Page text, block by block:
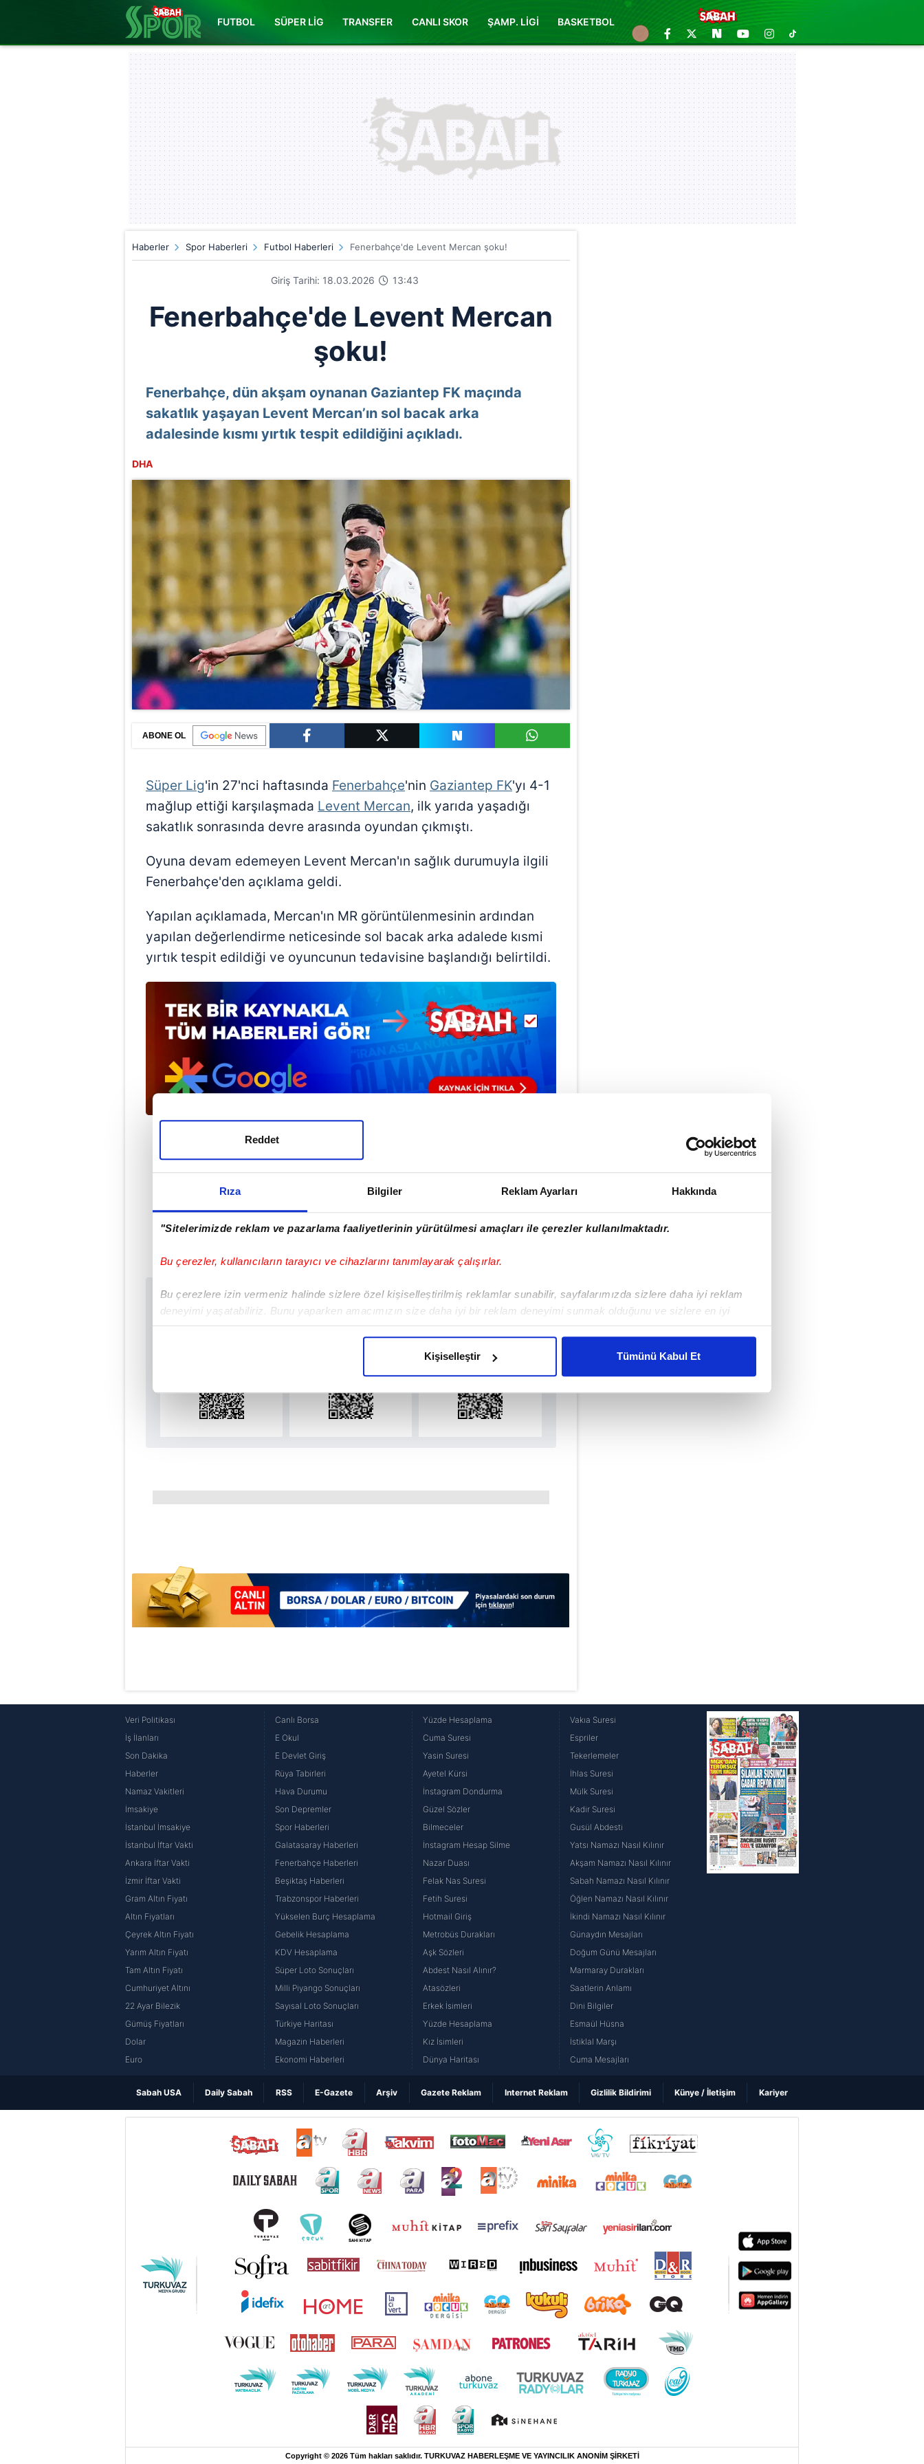
Rıza Bilgiler Reklam Ayarları Hakkında
"Sitelerimizde reklam ve pazarlama faaliyetlerinin yürütülmesi amaçları ile çerezler kullanılmaktadır.
Bu çerezler, kullanıcıların tarayıcı ve cihazlarını tanımlayarak çalışırlar.
Bu çerezlere izin vermeniz halinde sizlere özel kişiselleştirilmiş reklamlar sunabilir, sayfalarımızda sizlere daha iyi reklam
deneyimi yaşatabiliriz. Bunu yaparken amacımızın size daha iyi bir reklam deneyimi sunmak olduğunu ve sizlere en iyi
içerikleri sunabilmek adına elimizden gelen çabayı gösterdiğimizi ve bu noktada, reklamların maliyetlerimizi karşılamak
Her halükârda, kullanıcılar, bu çerezlere izin vermedikleri takdirde, kullanıcılara hedefli reklamlar gösterilmeyecektir."
Sizlere daha iyi bir hizmet sunabilmek için İnternet Sitemizde kendimize ve üçüncü kişilere ait çerezler kullanılmaktadır. Bu
Çerezlere ilişkin tercihlerinizi aşağıda yer alan panel vasıtasıyla belirleyebilirsiniz. Çerezlere ilişkin detaylı bilgi için Ayarlar
Reddet
Kişiselleştir Tümünü Kabul Et
FUTBOL SÜPER LİG TRANSFER CANLI SKOR ŞAMP. LİGİ BASKETBOL
Haberler Spor Haberleri Futbol Haberleri Fenerbahçe'de Levent Mercan şoku!
Giriş Tarihi: 18.03.2026 13:43
Fenerbahçe'de Levent Mercan
şoku!
Fenerbahçe, dün akşam oynanan Gaziantep FK maçında
sakatlık yaşayan Levent Mercan’ın sol bacak arka
adalesinde kısmı yırtık tespit edildiğini açıkladı.
DHA
ABONE OL
Süper Lig'in 27'nci haftasında Fenerbahçe'nin Gaziantep FK'yı 4-1
mağlup ettiği karşılaşmada Levent Mercan, ilk yarıda yaşadığı
sakatlık sonrasında devre arasında oyundan çıkmıştı.
Oyuna devam edemeyen Levent Mercan'ın sağlık durumuyla ilgili
Fenerbahçe'den açıklama geldi.
Yapılan açıklamada, Mercan'ın MR görüntülenmesinin ardından
yapılan değerlendirme neticesinde sol bacak arka adalede kısmi
yırtık tespit edildiği ve oyuncunun tedavisine başlandığı belirtildi.
Haber Girişi
#GAZİANTEP FK #SÜPER LİG #FENERBAHÇE #LEVENT MERCAN
Sabah.com.tr Uygulamamızı İndirin
Veri Politikası
İş İlanları
Son Dakika
Haberler
Namaz Vakitleri
İmsakiye
İstanbul İmsakiye
İstanbul İftar Vakti
Ankara İftar Vakti
İzmir İftar Vakti
Gram Altın Fiyatı
Altın Fiyatları
Çeyrek Altın Fiyatı
Yarım Altın Fiyatı
Tam Altın Fiyatı
Cumhuriyet Altını
22 Ayar Bilezik
Gümüş Fiyatları
Dolar
Euro
Canlı Borsa
E Okul
E Devlet Giriş
Rüya Tabirleri
Hava Durumu
Son Depremler
Spor Haberleri
Galatasaray Haberleri
Fenerbahçe Haberleri
Beşiktaş Haberleri
Trabzonspor Haberleri
Yükselen Burç Hesaplama
Gebelik Hesaplama
KDV Hesaplama
Süper Loto Sonuçları
Milli Piyango Sonuçları
Sayısal Loto Sonuçları
Türkiye Haritası
Magazin Haberleri
Ekonomi Haberleri
Yüzde Hesaplama
Cuma Suresi
Yasin Suresi
Ayetel Kürsi
İnstagram Dondurma
Güzel Sözler
Bilmeceler
İnstagram Hesap Silme
Nazar Duası
Felak Nas Suresi
Fetih Suresi
Hotmail Giriş
Metrobüs Durakları
Aşk Sözleri
Abdest Nasıl Alınır?
Atasözleri
Erkek İsimleri
Yüzde Hesaplama
Kız İsimleri
Dünya Haritası
Vakıa Suresi
Espriler
Tekerlemeler
İhlas Suresi
Mülk Suresi
Kadir Suresi
Gusül Abdesti
Yatsı Namazı Nasıl Kılınır
Akşam Namazı Nasıl Kılınır
Sabah Namazı Nasıl Kılınır
Öğlen Namazı Nasıl Kılınır
İkindi Namazı Nasıl Kılınır
Günaydın Mesajları
Doğum Günü Mesajları
Marmaray Durakları
Saatlerin Anlamı
Dini Bilgiler
Esmaül Hüsna
İstiklal Marşı
Cuma Mesajları
Sabah USA Daily Sabah RSS E-Gazete Arşiv Gazete Reklam Internet Reklam Gizlilik Bildirimi Künye / İletişim Kariyer
Copyright © 2026 Tüm hakları saklıdır. TURKUVAZ HABERLEŞME VE YAYINCILIK ANONİM ŞİRKETİ